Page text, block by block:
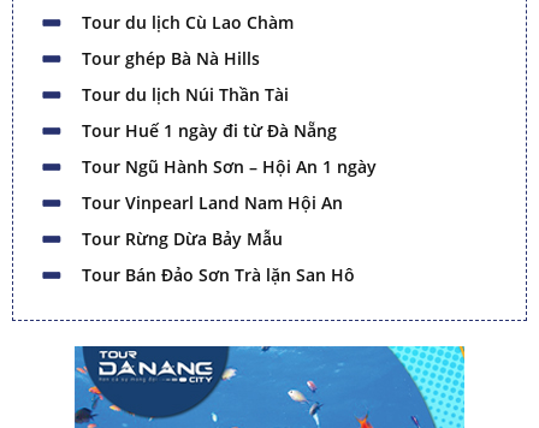
Tour du lịch Cù Lao Chàm
Tour ghép Bà Nà Hills
Tour du lịch Núi Thần Tài
Tour Huế 1 ngày đi từ Đà Nẵng
Tour Ngũ Hành Sơn – Hội An 1 ngày
Tour Vinpearl Land Nam Hội An
Tour Rừng Dừa Bảy Mẫu
Tour Bán Đảo Sơn Trà lặn San Hô